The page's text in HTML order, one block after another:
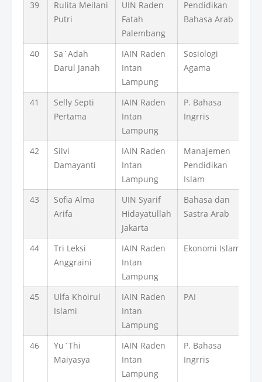
39
Rulita Meilani
Putri
UIN Raden
Fatah
Palembang
Pendidikan
Bahasa Arab
40
Sa`Adah
Darul Janah
IAIN Raden
Intan
Lampung
Sosiologi
Agama
41
Selly Septi
Pertama
IAIN Raden
Intan
Lampung
P. Bahasa
Ingrris
42
Silvi
Damayanti
IAIN Raden
Intan
Lampung
Manajemen
Pendidikan
Islam
43
Sofia Alma
Arifa
UIN Syarif
Hidayatullah
Jakarta
Bahasa dan
Sastra Arab
44
Tri Leksi
Anggraini
IAIN Raden
Intan
Lampung
Ekonomi Islam
45
Ulfa Khoirul
Islami
IAIN Raden
Intan
Lampung
PAI
46
Yu`Thi
Maiyasya
IAIN Raden
Intan
Lampung
P. Bahasa
Ingrris